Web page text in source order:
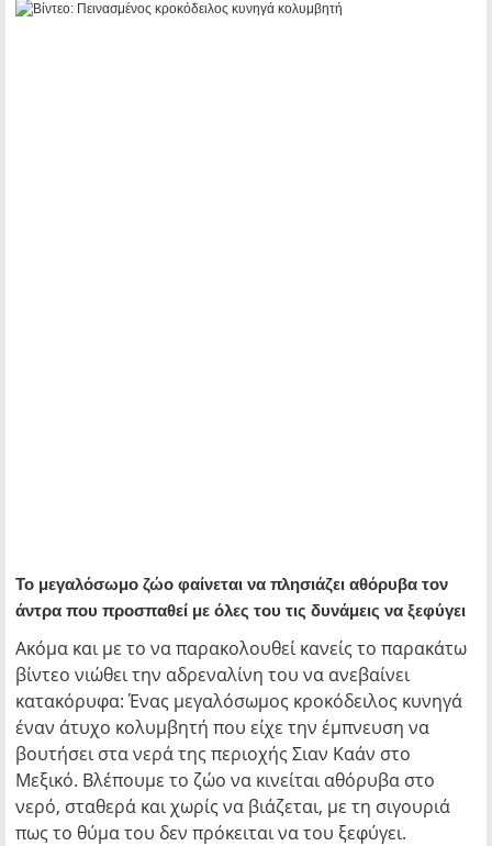
Το μεγαλόσωμο ζώο φαίνεται να πλησιάζει αθόρυβα τον
άντρα που προσπαθεί με όλες του τις δυνάμεις να ξεφύγει
Ακόμα και με το να παρακολουθεί κανείς το παρακάτω
βίντεο νιώθει την αδρεναλίνη του να ανεβαίνει
κατακόρυφα: Ένας μεγαλόσωμος κροκόδειλος κυνηγά
έναν άτυχο κολυμβητή που είχε την έμπνευση να
βουτήσει στα νερά της περιοχής Σιαν Καάν στο
Μεξικό. Βλέπουμε το ζώο να κινείται αθόρυβα στο
νερό, σταθερά και χωρίς να βιάζεται, με τη σιγουριά
πως το θύμα του δεν πρόκειται να του ξεφύγει.